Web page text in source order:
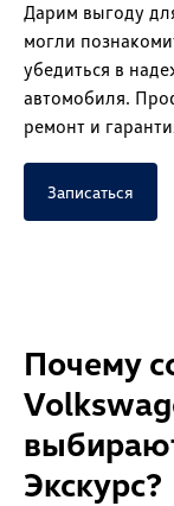
Дарим выгоду
могли
убедиться в
автомобиля.
ремонт и
Записаться
Почему
Экскурс?